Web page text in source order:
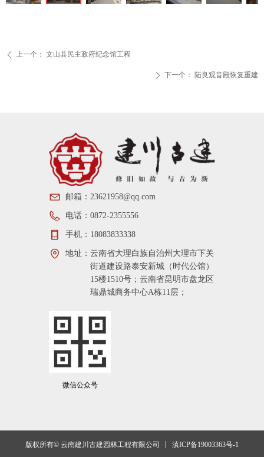
ꄴ 上一个： 文山县民主政府纪念馆工程
ꄲ 下一个： 陆良观音殿恢复重建
邮箱：23621958@qq.com
电话：0872-2355556
手机： 18083833338
地址：云南省大理白族自治州大理市下关
街道建设路泰安新城（时代公馆）
15楼1510号；云南省昆明市盘龙区
瑞鼎城商务中心A栋11层；
微信公众号
版权所有© 云南建川古建园林工程有限公司 滇ICP备19003363号-1